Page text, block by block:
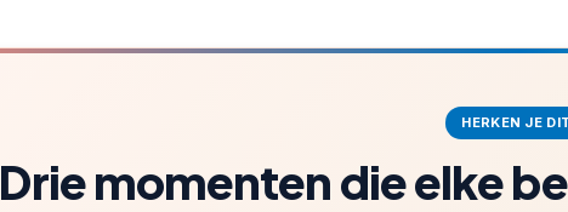
HERKEN JE
Drie momenten die elke